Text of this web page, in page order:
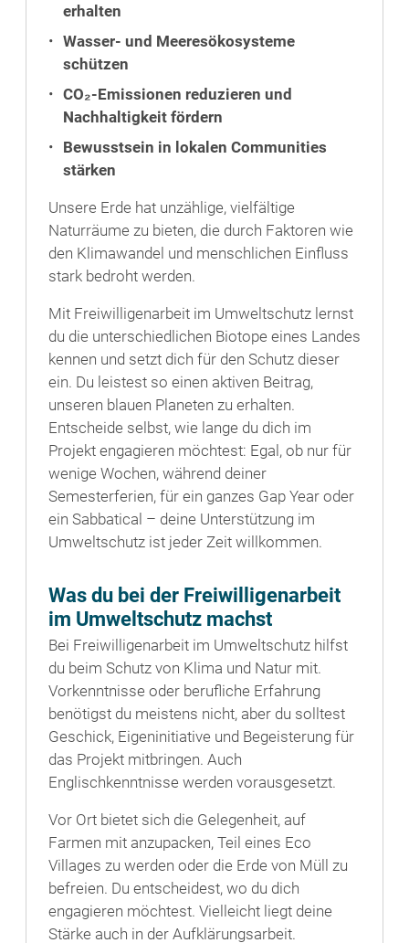
erhalten
Wasser- und Meeresökosysteme
schützen
CO₂-Emissionen reduzieren und
Nachhaltigkeit fördern
Bewusstsein in lokalen Communities
stärken
Unsere Erde hat unzählige, vielfältige
Naturräume zu bieten, die durch Faktoren wie
den Klimawandel und menschlichen Einfluss
stark bedroht werden.
Mit Freiwilligenarbeit im Umweltschutz lernst
du die unterschiedlichen Biotope eines Landes
kennen und setzt dich für den Schutz dieser
ein. Du leistest so einen aktiven Beitrag,
unseren blauen Planeten zu erhalten.
Entscheide selbst, wie lange du dich im
Projekt engagieren möchtest: Egal, ob nur für
wenige Wochen, während deiner
Semesterferien, für ein ganzes Gap Year oder
ein Sabbatical – deine Unterstützung im
Umweltschutz ist jeder Zeit willkommen.
Was du bei der Freiwilligenarbeit
im Umweltschutz machst
Bei Freiwilligenarbeit im Umweltschutz hilfst
du beim Schutz von Klima und Natur mit.
Vorkenntnisse oder berufliche Erfahrung
benötigst du meistens nicht, aber du solltest
Geschick, Eigeninitiative und Begeisterung für
das Projekt mitbringen. Auch
Englischkenntnisse werden vorausgesetzt.
Vor Ort bietet sich die Gelegenheit, auf
Farmen mit anzupacken, Teil eines Eco
Villages zu werden oder die Erde von Müll zu
befreien. Du entscheidest, wo du dich
engagieren möchtest. Vielleicht liegt deine
Stärke auch in der Aufklärungsarbeit.